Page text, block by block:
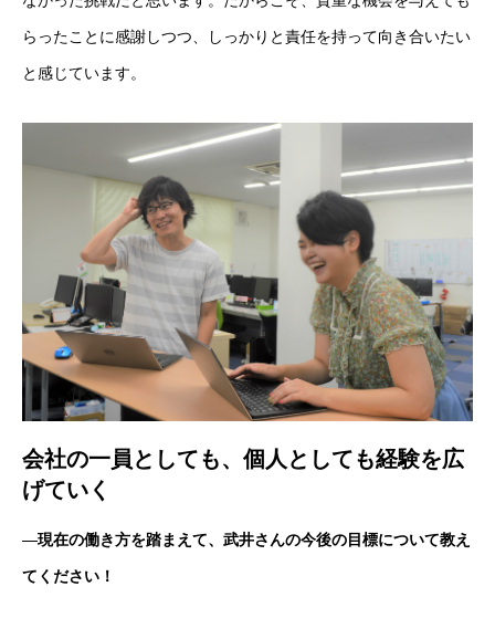
新卒採用
キャリア採用
おすすめコンテンツ
求人情報
BLOG
らったことに感謝しつつ、しっかりと責任を持って向き合いたい
と感じています。
会社の一員としても、個人としても経験を広
げていく
―現在の働き方を踏まえて、武井さんの今後の目標について教え
てください！